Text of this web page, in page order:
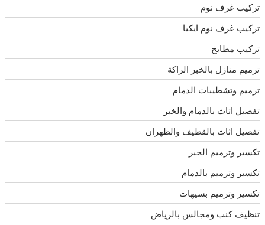
تركيب غرف نوم
تركيب غرف نوم ايكيا
تركيب مطابخ
ترميم منازل بالخبر الراكة
ترميم وتشطيبات الدمام
تفصيل اثاث بالدمام والخبر
تفصيل اثاث بالقطيف والظهران
تكسير وترميم الخبر
تكسير وترميم بالدمام
تكسير وترميم بسيهات
تنظيف كنب ومجالس بالرياض